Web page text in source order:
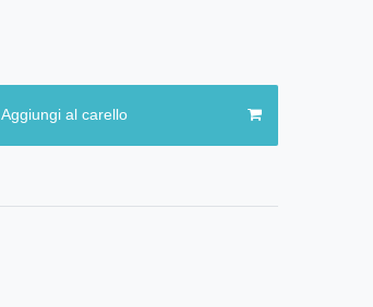
Aggiungi al carello